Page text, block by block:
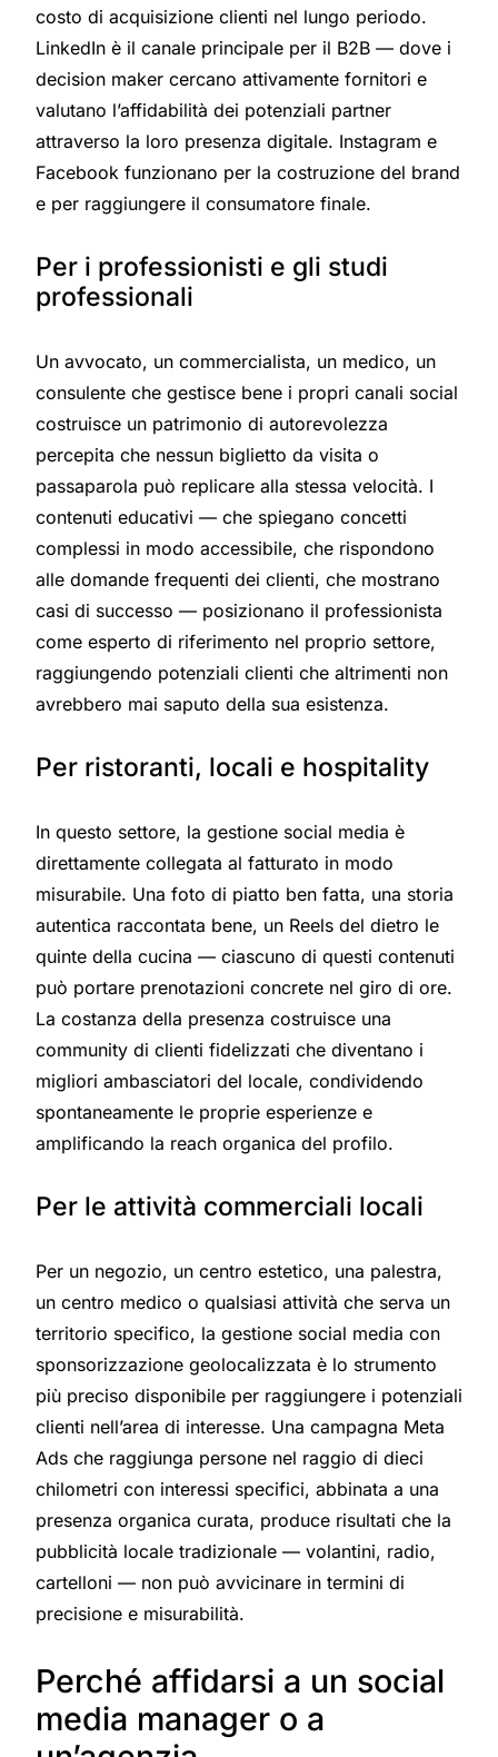
costo di acquisizione clienti nel lungo periodo.
LinkedIn è il canale principale per il B2B — dove i
decision maker cercano attivamente fornitori e
valutano l’affidabilità dei potenziali partner
attraverso la loro presenza digitale. Instagram e
Facebook funzionano per la costruzione del brand
e per raggiungere il consumatore finale.
Per i professionisti e gli studi
professionali
Un avvocato, un commercialista, un medico, un
consulente che gestisce bene i propri canali social
costruisce un patrimonio di autorevolezza
percepita che nessun biglietto da visita o
passaparola può replicare alla stessa velocità. I
contenuti educativi — che spiegano concetti
complessi in modo accessibile, che rispondono
alle domande frequenti dei clienti, che mostrano
casi di successo — posizionano il professionista
come esperto di riferimento nel proprio settore,
raggiungendo potenziali clienti che altrimenti non
avrebbero mai saputo della sua esistenza.
Per ristoranti, locali e hospitality
In questo settore, la gestione social media è
direttamente collegata al fatturato in modo
misurabile. Una foto di piatto ben fatta, una storia
autentica raccontata bene, un Reels del dietro le
quinte della cucina — ciascuno di questi contenuti
può portare prenotazioni concrete nel giro di ore.
La costanza della presenza costruisce una
community di clienti fidelizzati che diventano i
migliori ambasciatori del locale, condividendo
spontaneamente le proprie esperienze e
amplificando la reach organica del profilo.
Per le attività commerciali locali
Per un negozio, un centro estetico, una palestra,
un centro medico o qualsiasi attività che serva un
territorio specifico, la gestione social media con
sponsorizzazione geolocalizzata è lo strumento
più preciso disponibile per raggiungere i potenziali
clienti nell’area di interesse. Una campagna Meta
Ads che raggiunga persone nel raggio di dieci
chilometri con interessi specifici, abbinata a una
presenza organica curata, produce risultati che la
pubblicità locale tradizionale — volantini, radio,
cartelloni — non può avvicinare in termini di
precisione e misurabilità.
Perché affidarsi a un social
media manager o a